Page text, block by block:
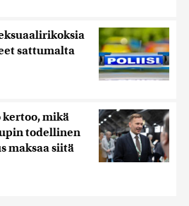
sattumalta
kertoo, mikä
todellinen
maksaa siitä